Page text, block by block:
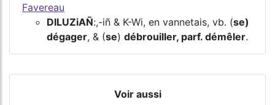
Favereau
DILUZiAÑ:,-iñ & K-Wi, en vannetais, vb. (se)
dégager, & (se) débrouiller, parf. démêler.
Voir aussi